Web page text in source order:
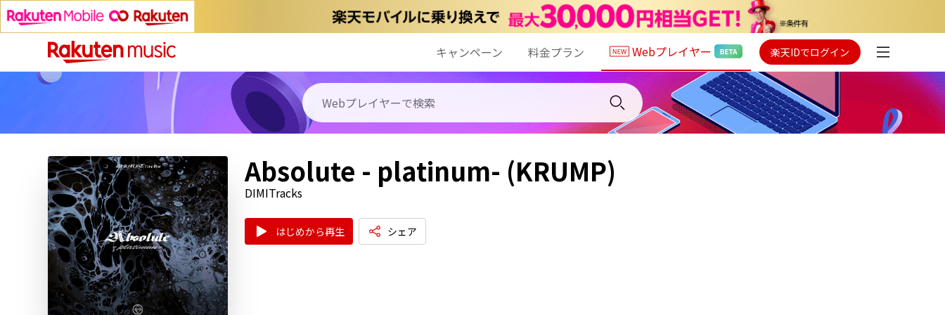
キャンペーン 料金プラン Webプレイヤー 楽天IDでログイン
Absolute - platinum- (KRUMP)
DIMITracks
はじめから再生 シェア